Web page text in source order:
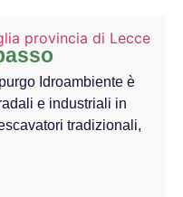
Idroambiente è
e industriali in
tradizionali,